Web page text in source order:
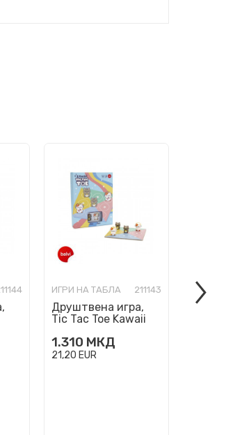
ИГРИ НА ТАБЛА 211143
Друштвена игра,
Tic Tac Toe Kawaii
1.310 МКД
21,20 EUR
ИГРИ